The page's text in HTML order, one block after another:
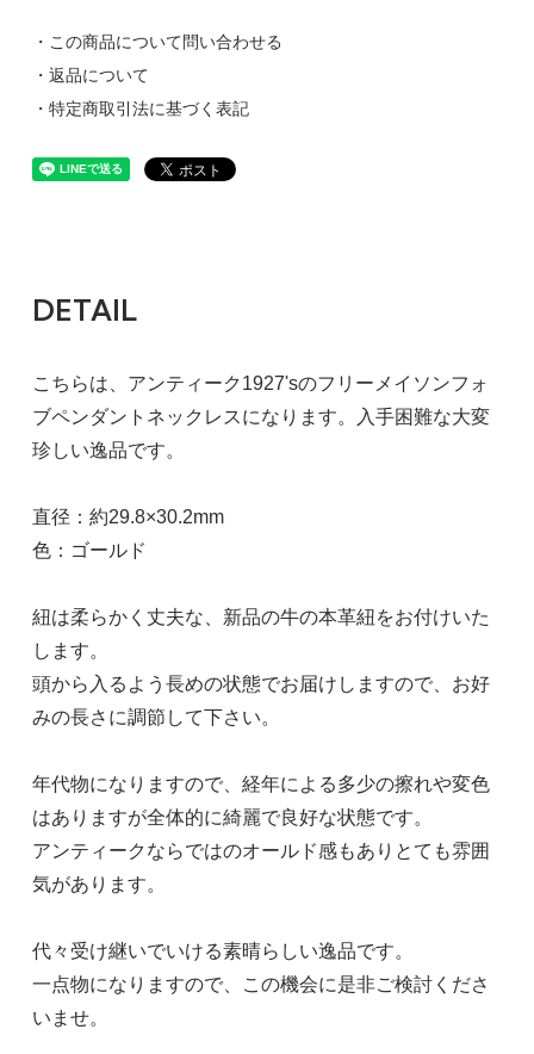
・この商品について問い合わせる
・返品について
・特定商取引法に基づく表記
DETAIL
こちらは、アンティーク1927'sのフリーメイソンフォ
ブペンダントネックレスになります。入手困難な大変
珍しい逸品です。
直径：約29.8×30.2mm
色：ゴールド
紐は柔らかく丈夫な、新品の牛の本革紐をお付けいた
します。
頭から入るよう長めの状態でお届けしますので、お好
みの長さに調節して下さい。
年代物になりますので、経年による多少の擦れや変色
はありますが全体的に綺麗で良好な状態です。
アンティークならではのオールド感もありとても雰囲
気があります。
代々受け継いでいける素晴らしい逸品です。
一点物になりますので、この機会に是非ご検討くださ
いませ。